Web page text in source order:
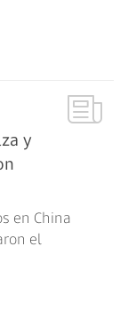
y
en China
el